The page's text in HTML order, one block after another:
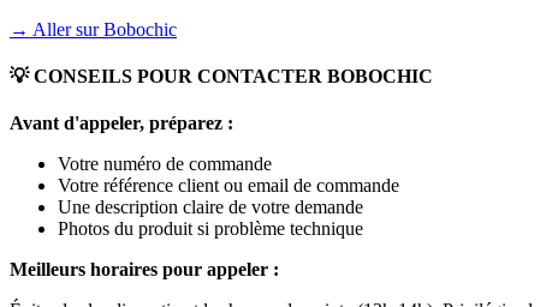
→ Aller surBobochic
💡 CONSEILS POUR CONTACTER BOBOCHIC
Avant d'appeler, préparez :
Votre numéro de commande
Votre référence client ou email de commande
Une description claire de votre demande
Photos du produit si problème technique
Meilleurs horaires pour appeler :